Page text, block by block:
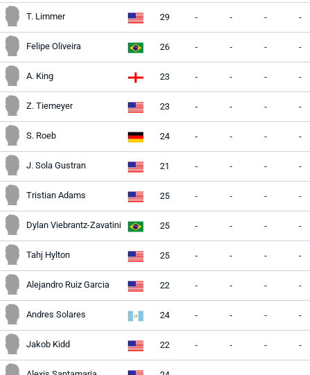
T. Limmer 29 - - - -
Felipe Oliveira 26 - - - -
A. King 23 - - - -
Z. Tiemeyer 23 - - - -
S. Roeb 24 - - - -
J. Sola Gustran 21 - - - -
Tristian Adams 25 - - - -
Dylan Viebrantz-Zavatini 25 - - - -
Tahj Hylton 25 - - - -
Alejandro Ruiz Garcia 22 - - - -
Andres Solares 24 - - - -
Jakob Kidd 22 - - - -